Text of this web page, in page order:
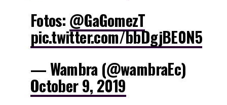
Fotos: @GaGomezT
pic.twitter.com/bbDgjBE0N5
— Wambra (@wambraEc)
October 9, 2019